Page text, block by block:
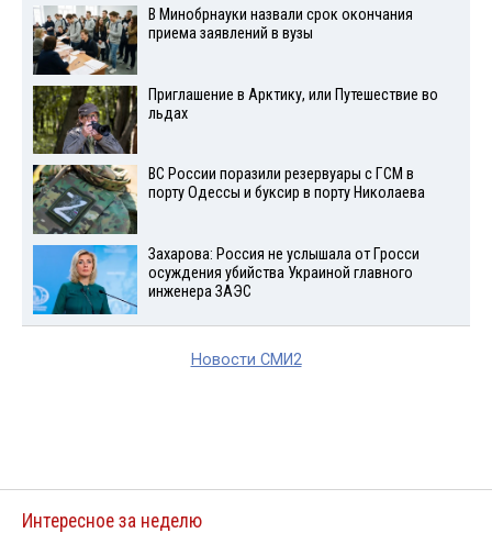
В Минобрнауки назвали срок окончания
приема заявлений в вузы
Приглашение в Арктику, или Путешествие во
льдах
ВС России поразили резервуары с ГСМ в
порту Одессы и буксир в порту Николаева
Захарова: Россия не услышала от Гросси
осуждения убийства Украиной главного
инженера ЗАЭС
Новости СМИ2
Интересное за неделю